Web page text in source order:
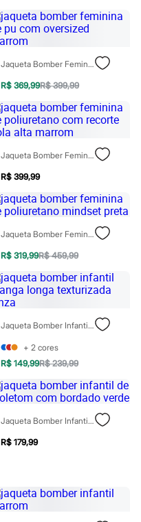
Jaqueta Bomber Feminina De Pu Com Oversized Marrom
R$ 369,99R$ 399,99
Jaqueta Bomber Feminina De Poliuretano Com Recorte Gola Alta Marrom
R$ 399,99
Jaqueta Bomber Feminina De Poliuretano Mindset Preta
R$ 319,99R$ 459,99
Jaqueta Bomber Infantil Manga Longa Texturizada Cinza
+ 2 cores
R$ 149,99R$ 239,99
Jaqueta Bomber Infantil De Moletom Com Bordado Verde
R$ 179,99